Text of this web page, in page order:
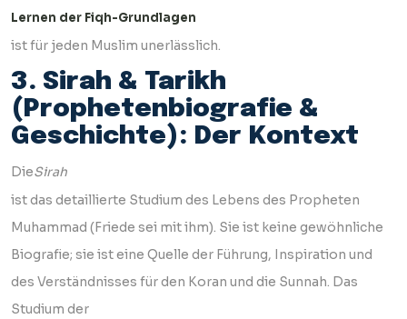
Lernen der Fiqh-Grundlagen
ist für jeden Muslim unerlässlich.
3. Sirah & Tarikh
(Prophetenbiografie &
Geschichte): Der Kontext
DieSirah
ist das detaillierte Studium des Lebens des Propheten
Muhammad (Friede sei mit ihm). Sie ist keine gewöhnliche
Biografie; sie ist eine Quelle der Führung, Inspiration und
des Verständnisses für den Koran und die Sunnah. Das
Studium der